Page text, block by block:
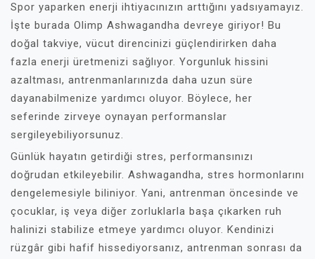
Spor yaparken enerji ihtiyacınızın arttığını yadsıyamayız.
İşte burada Olimp Ashwagandha devreye giriyor! Bu
doğal takviye, vücut direncinizi güçlendirirken daha
fazla enerji üretmenizi sağlıyor. Yorgunluk hissini
azaltması, antrenmanlarınızda daha uzun süre
dayanabilmenize yardımcı oluyor. Böylece, her
seferinde zirveye oynayan performanslar
sergileyebiliyorsunuz.
Günlük hayatın getirdiği stres, performansınızı
doğrudan etkileyebilir. Ashwagandha, stres hormonlarını
dengelemesiyle biliniyor. Yani, antrenman öncesinde ve
çocuklar, iş veya diğer zorluklarla başa çıkarken ruh
halinizi stabilize etmeye yardımcı oluyor. Kendinizi
rüzgâr gibi hafif hissediyorsanız, antrenman sonrası da